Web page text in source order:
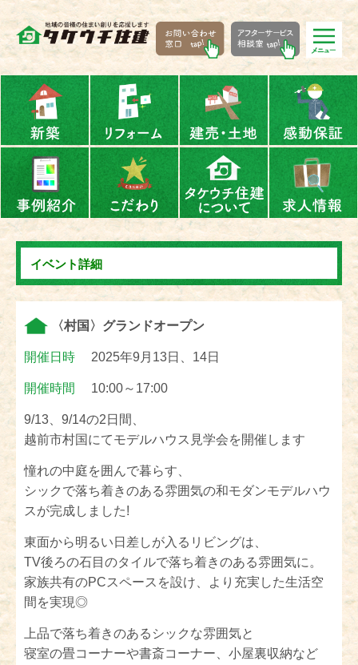
イベント詳細
〈村国〉グランドオープン
開催日時 2025年9月13日、14日
開催時間 10:00～17:00
9/13、9/14の2日間、
越前市村国にてモデルハウス見学会を開催します
憧れの中庭を囲んで暮らす、
シックで落ち着きのある雰囲気の和モダンモデルハウ
スが完成しました!
東面から明るい日差しが入るリビングは、
TV後ろの石目のタイルで落ち着きのある雰囲気に。
家族共有のPCスペースを設け、より充実した生活空
間を実現◎
上品で落ち着きのあるシックな雰囲気と
寝室の畳コーナーや書斎コーナー、小屋裏収納など